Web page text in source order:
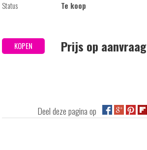
Status
Te koop
KOPEN Prijs op aanvraag
Deel deze pagina op